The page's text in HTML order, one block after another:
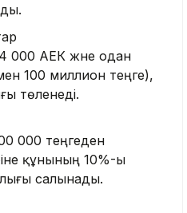
000 АЕК және одан
100 миллион теңге),
төленеді.
000 теңгеден
құнының 10%-ы
салынады.